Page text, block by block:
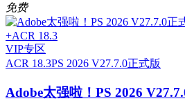
免费
VIP专区
ACR 18.3PS 2026 V27.7.0正式版
Adobe太强啦！PS 2026